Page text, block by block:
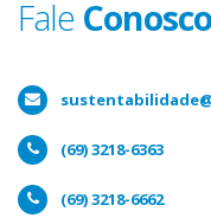
Fale Conosco
(69) 3218-6363
(69) 3218-6662